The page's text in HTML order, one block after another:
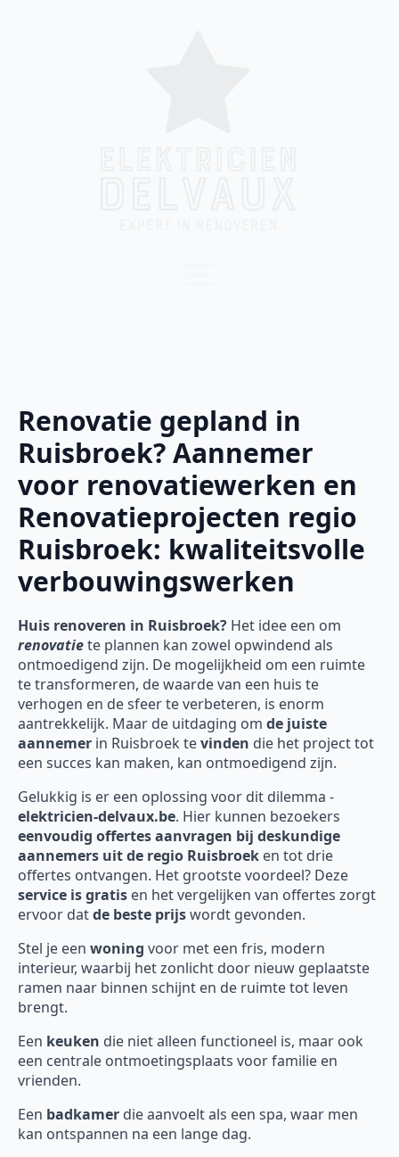
Renovatie gepland in
Ruisbroek? Aannemer
voor renovatiewerken en
Renovatieprojecten regio
Ruisbroek: kwaliteitsvolle
verbouwingswerken
Huis renoveren in Ruisbroek? Het idee een om
renovatiete plannen kan zowel opwindend als
ontmoedigend zijn. De mogelijkheid om een ruimte
te transformeren, de waarde van een huis te
verhogen en de sfeer te verbeteren, is enorm
aantrekkelijk. Maar de uitdaging om de juiste
aannemer in Ruisbroek tevinden die het project tot
een succes kan maken, kan ontmoedigend zijn.
Gelukkig is er een oplossing voor dit dilemma -
elektricien-delvaux.be. Hier kunnen bezoekers
eenvoudig offertes aanvragen bij deskundige
aannemers uit de regio Ruisbroek en tot drie
offertes ontvangen. Het grootste voordeel? Deze
service is gratis en het vergelijken van offertes zorgt
ervoor datde beste prijswordt gevonden.
Stel je een woning voor met een fris, modern
interieur, waarbij het zonlicht door nieuw geplaatste
ramen naar binnen schijnt en de ruimte tot leven
brengt.
Een keuken die niet alleen functioneel is, maar ook
een centrale ontmoetingsplaats voor familie en
vrienden.
Een badkamer die aanvoelt als een spa, waar men
kan ontspannen na een lange dag.